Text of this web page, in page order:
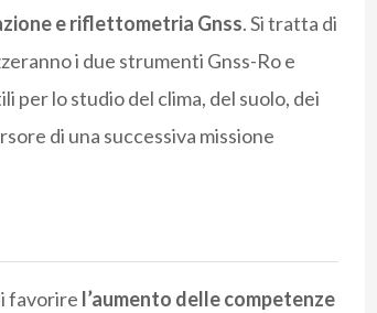
e riflettometria Gnss. Si tratta di
i due strumenti Gnss-Ro e
per lo studio del clima, del suolo, dei
di una successiva missione
favorire l’aumento delle competenze